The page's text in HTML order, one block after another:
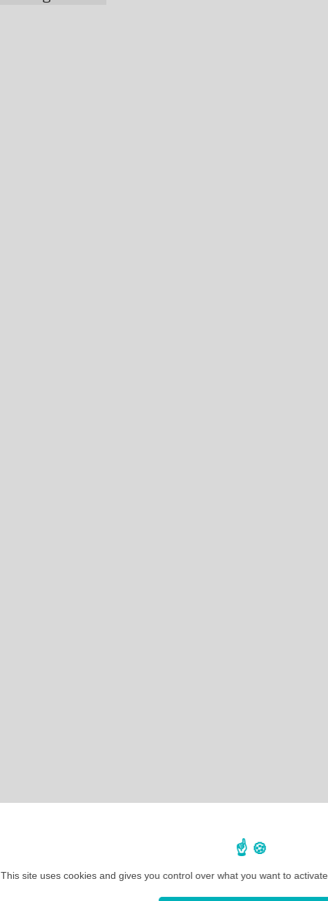
This site uses cookies and gives you control over what you want to activate